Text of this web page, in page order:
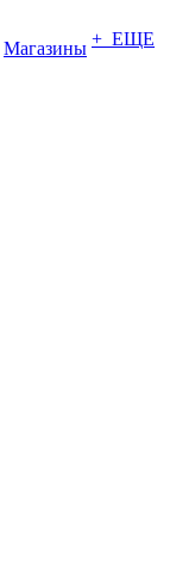
Магазины + ЕЩЕ